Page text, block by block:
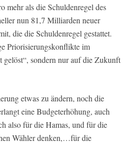
mehr als die Schuldenregel des
nun 81,7 Milliarden neuer
die die Schuldenregel gestattet.
Priorisierungskonflikte im
sondern nur auf die Zukunft
etwas zu ändern, noch die
eine Budgeterhöhung, auch
also für die Hamas, und für die
Wähler denken,…für die